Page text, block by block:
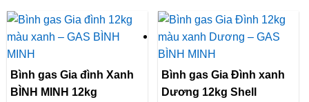
Bình gas Gia đình Xanh
BÌNH MINH 12kg
Bình gas Gia Đình xanh
Dương 12kg Shell